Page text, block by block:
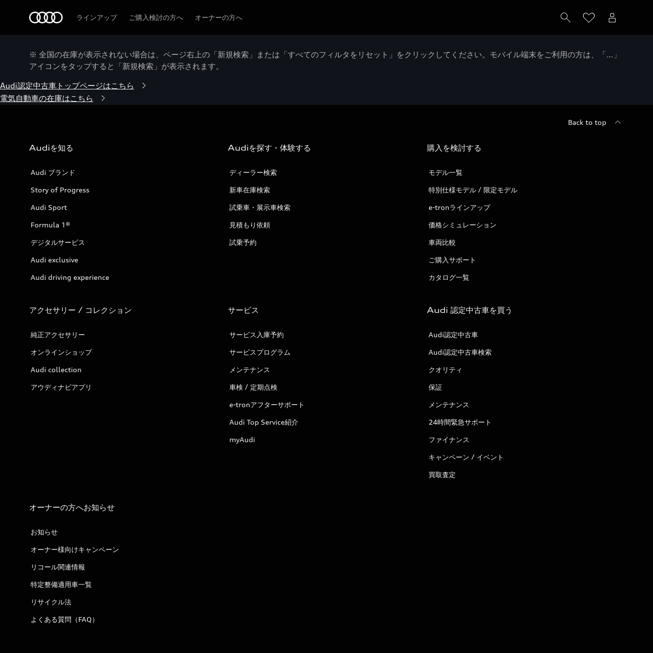
ラインアップ ご購入検討の方へ オーナーの方へ
※ 全国の在庫が表示されない場合は、ページ右上の「新規検索」または「すべてのフィルタをリセット」をクリックしてください。モバイル端末をご利用の方は、「…」
アイコンをタップすると「新規検索」が表示されます。
Audi認定中古車トップページはこちら
電気自動車の在庫はこちら
Back to top
Audiを知る
Audi ブランド
Story of Progress
Audi Sport
Formula 1®
デジタルサービス
Audi exclusive
Audi driving experience
Audiを探す・体験する
ディーラー検索
新車在庫検索
試乗車・展示車検索
見積もり依頼
試乗予約
購入を検討する
モデル一覧
特別仕様モデル / 限定モデル
e-tronラインアップ
価格シミュレーション
車両比較
ご購入サポート
カタログ一覧
アクセサリー / コレクション
純正アクセサリー
オンラインショップ
Audi collection
アウディナビアプリ
サービス
サービス入庫予約
サービスプログラム
メンテナンス
車検 / 定期点検
e-tronアフターサポート
Audi Top Service紹介
myAudi
Audi 認定中古車を買う
Audi認定中古車
Audi認定中古車検索
クオリティ
保証
メンテナンス
24時間緊急サポート
ファイナンス
キャンペーン / イベント
買取査定
オーナーの方へお知らせ
お知らせ
オーナー様向けキャンペーン
リコール関連情報
特定整備適用車一覧
リサイクル法
よくある質問（FAQ）